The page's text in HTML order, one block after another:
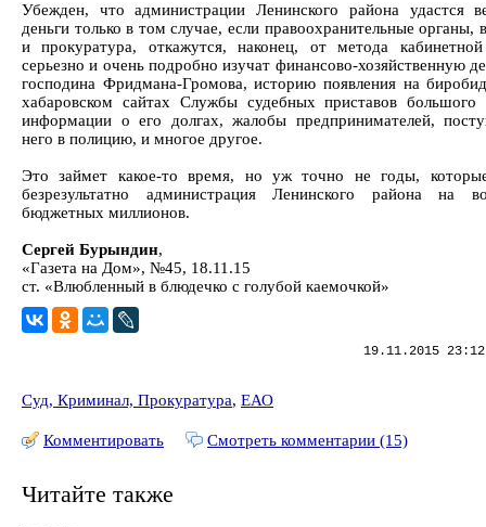
Убежден, что администрации Ленинского района удастся
деньги только в том случае, если правоохранительные органы,
и прокуратура, откажутся, наконец, от метода
серьезно и очень подробно изучат финансово-хозяйственную
господина Фридмана-Громова, историю появления на
хабаровском сайтах Службы судебных приставов большого
информации о его долгах, жалобы предпринимателей,
него в полицию, и многое другое.
Это займет какое-то время, но уж точно не годы,
безрезультатно администрация Ленинского района на
бюджетных миллионов.
Сергей Бурындин,
«Газета на Дом», №45, 18.11.15
ст. «Влюбленный в блюдечко с голубой каемочкой»
19.11.2015
Суд, Криминал, Прокуратура, ЕАО
Комментировать Смотреть комментарии (15)
Читайте также